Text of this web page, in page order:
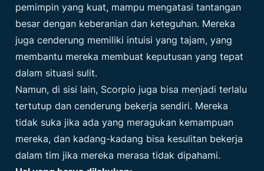
pemimpin yang kuat, mampu mengatasi tantangan
besar dengan keberanian dan keteguhan. Mereka
juga cenderung memiliki intuisi yang tajam, yang
membantu mereka membuat keputusan yang tepat
dalam situasi sulit.
Namun, di sisi lain, Scorpio juga bisa menjadi terlalu
tertutup dan cenderung bekerja sendiri. Mereka
tidak suka jika ada yang meragukan kemampuan
mereka, dan kadang-kadang bisa kesulitan bekerja
dalam tim jika mereka merasa tidak dipahami.